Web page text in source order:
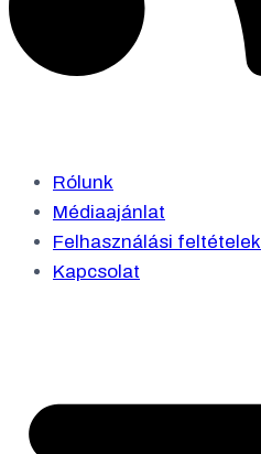
Rólunk
Médiaajánlat
Felhasználási feltételek
Kapcsolat